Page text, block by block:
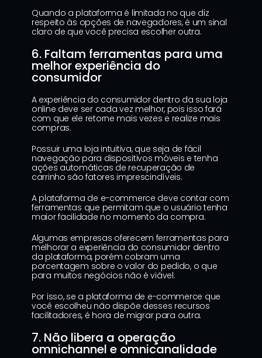
Quando a plataforma é limitada no que diz
respeito às opções de navegadores, é um sinal
claro de que você precisa escolher outra.
6. Faltam ferramentas para uma
melhor experiência do
consumidor
A experiência do consumidor dentro da sua loja
online deve ser cada vez melhor, pois isso fará
com que ele retorne mais vezes e realize mais
compras.
Possuir uma loja intuitiva, que seja de fácil
navegação para dispositivos móveis e tenha
ações automáticas de recuperação de
carrinho são fatores imprescindíveis.
A plataforma de e-commerce deve contar com
ferramentas que permitam que o usuário tenha
maior facilidade no momento da compra.
Algumas empresas oferecem ferramentas para
melhorar a experiência do consumidor dentro
da plataforma, porém cobram uma
porcentagem sobre o valor do pedido, o que
para muitos negócios não é viável.
Por isso, se a plataforma de e-commerce que
você escolheu não dispõe desses recursos
facilitadores, é hora de migrar para outra.
7. Não libera a operação
omnichannel e omnicanalidade